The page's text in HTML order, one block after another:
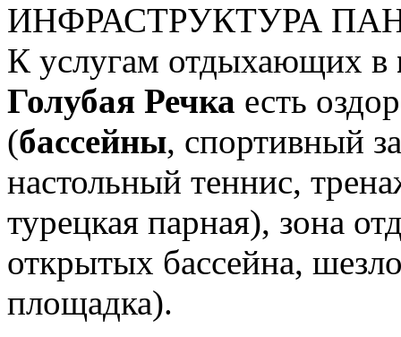
ИНФРАСТРУКТУРА
К услугам отдыхающих в
Голубая Речка есть
(бассейны, спортивный
настольный теннис,
турецкая парная), зона
открытых бассейна,
площадка).